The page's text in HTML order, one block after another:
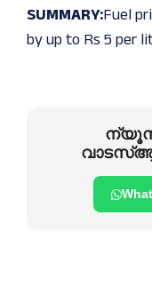
SUMMARY:Fuel
by up to Rs 5 per